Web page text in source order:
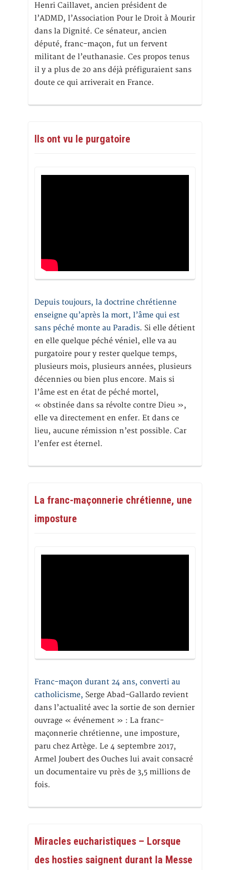
Henri Caillavet, ancien président de
l’ADMD, l’Association Pour le Droit à Mourir
dans la Dignité. Ce sénateur, ancien
député, franc-maçon, fut un fervent
militant de l’euthanasie. Ces propos tenus
il y a plus de 20 ans déjà préfiguraient sans
doute ce qui arriverait en France.
Ils ont vu le purgatoire
Depuis toujours, la doctrine chrétienne
enseigne qu’après la mort, l’âme qui est
sans péché monte au Paradis. Si elle détient
en elle quelque péché véniel, elle va au
purgatoire pour y rester quelque temps,
plusieurs mois, plusieurs années, plusieurs
décennies ou bien plus encore. Mais si
l’âme est en état de péché mortel,
« obstinée dans sa révolte contre Dieu »,
elle va directement en enfer. Et dans ce
lieu, aucune rémission n’est possible. Car
l’enfer est éternel.
La franc-maçonnerie chrétienne, une
imposture
Franc-maçon durant 24 ans, converti au
catholicisme, Serge Abad-Gallardo revient
dans l’actualité avec la sortie de son dernier
ouvrage « événement » : La franc-
maçonnerie chrétienne, une imposture,
paru chez Artège. Le 4 septembre 2017,
Armel Joubert des Ouches lui avait consacré
un documentaire vu près de 3,5 millions de
fois.
Miracles eucharistiques – Lorsque
des hosties saignent durant la Messe